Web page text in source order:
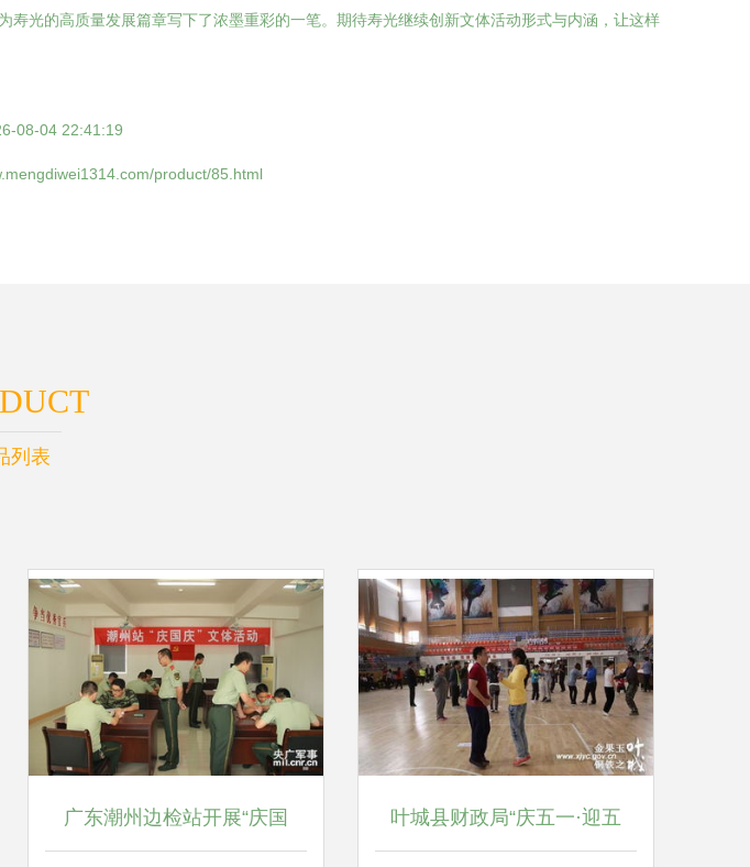
光的高质量发展篇章写下了浓墨重彩的一笔。期待寿光继续创新文体活动形式与内涵，让这样
08-04 22:41:19
product/85.html
列表
广东潮州边检站开展“庆国 叶城县财政局“庆五一·迎五